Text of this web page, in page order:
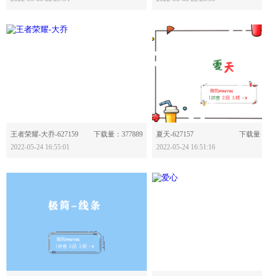
分享：
王者荣耀-大乔-627159
下载量：377889
2022-05-24 16:55:01
夏天-627157
下载量
2022-05-24 16:51:16